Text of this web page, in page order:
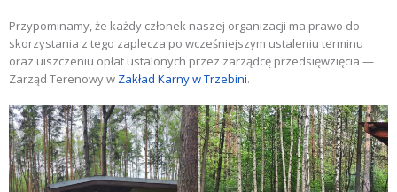
Przypominamy, że każdy członek naszej organizacji ma prawo do
skorzystania z tego zaplecza po wcześniejszym ustaleniu terminu
oraz uiszczeniu opłat ustalonych przez zarządcę przedsięwzięcia —
Zarząd Terenowy w Zakład Karny w Trzebini.